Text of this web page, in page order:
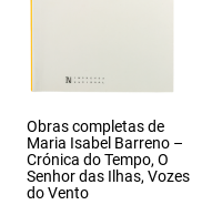
Obras completas de
Maria Isabel Barreno –
Crónica do Tempo, O
Senhor das Ilhas, Vozes
do Vento